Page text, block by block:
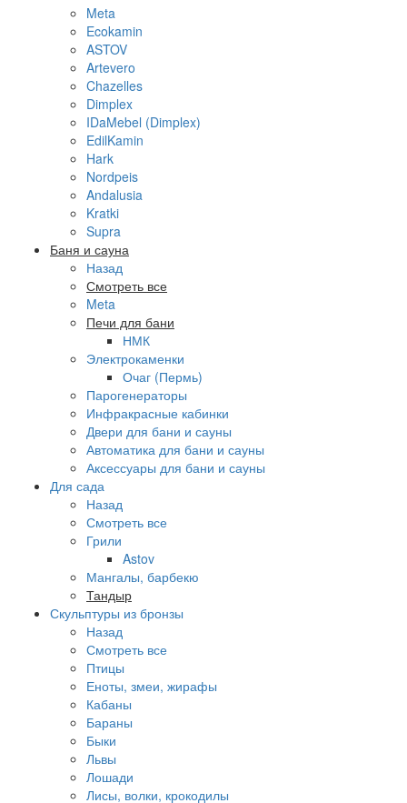
Meta
Ecokamin
ASTOV
Artevero
Chazelles
Dimplex
IDaMebel (Dimplex)
EdilKamin
Hark
Nordpeis
Andalusia
Kratki
Supra
Баня и сауна
Назад
Смотреть все
Meta
Печи для бани
НМК
Электрокаменки
Очаг (Пермь)
Парогенераторы
Инфракрасные кабинки
Двери для бани и сауны
Автоматика для бани и сауны
Аксессуары для бани и сауны
Для сада
Назад
Смотреть все
Грили
Astov
Мангалы, барбекю
Тандыр
Скульптуры из бронзы
Назад
Смотреть все
Птицы
Еноты, змеи, жирафы
Кабаны
Бараны
Быки
Львы
Лошади
Лисы, волки, крокодилы